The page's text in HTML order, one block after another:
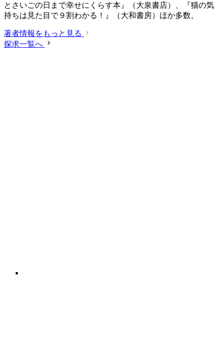
とさいごの日まで幸せにくらす本』（大泉書店）、『猫の気
持ちは見た目で９割わかる！』（大和書房）ほか多数。
著者情報をもっと見る
探求一覧へ